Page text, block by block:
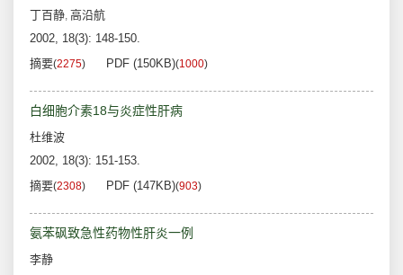
丁百静, 高沿航
2002, 18(3): 148-150.
摘要(2275) PDF (150KB)(1000)
白细胞介素18与炎症性肝病
杜维波
2002, 18(3): 151-153.
摘要(2308) PDF (147KB)(903)
氨苯砜致急性药物性肝炎一例
李静